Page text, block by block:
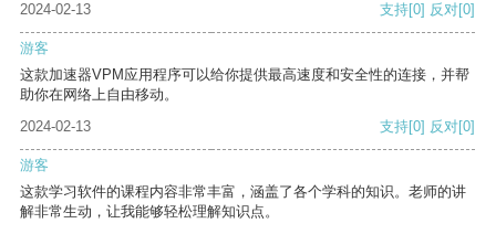
2024-02-13 支持[0] 反对[0]
游客
这款加速器VPM应用程序可以给你提供最高速度和安全性的连接，并帮
助你在网络上自由移动。
2024-02-13
支持[0] 反对[0]
游客
这款学习软件的课程内容非常丰富，涵盖了各个学科的知识。老师的讲
解非常生动，让我能够轻松理解知识点。